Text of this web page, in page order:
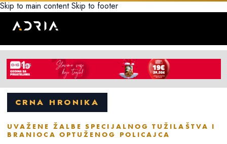
Skip to main content Skip to footer
CRNA HRONIKA
UVAŽENE ŽALBE SPECIJALNOG TUŽILAŠTVA I
BRANIOCA OPTUŽENOG POLICAJCA